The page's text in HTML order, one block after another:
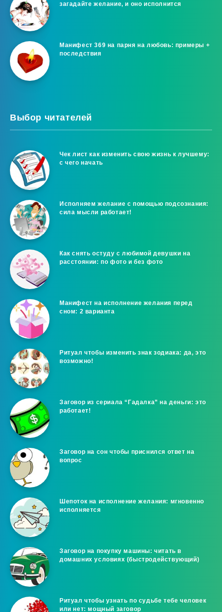
загадайте желание, и оно исполнится
Манифест 369 на парня на любовь: примеры +
последствия
Выбор читателей
Чек лист как изменить свою жизнь к лучшему:
с чего начать
Исполняем желание с помощью подсознания:
сила мысли работает!
Как снять остуду с любимой девушки на
расстоянии: по фото и без фото
Манифест на исполнение желания перед
сном: 2 варианта
Ритуал чтобы изменить знак зодиака: да, это
возможно!
Заговор из сериала “Гадалка” на деньги: это
работает!
Заговор на сон чтобы приснился ответ на
вопрос
Шепоток на исполнение желания: мгновенно
исполняется
Заговор на покупку машины: читать в
домашних условиях (быстродействующий)
Ритуал чтобы узнать по судьбе тебе человек
или нет: мощный заговор